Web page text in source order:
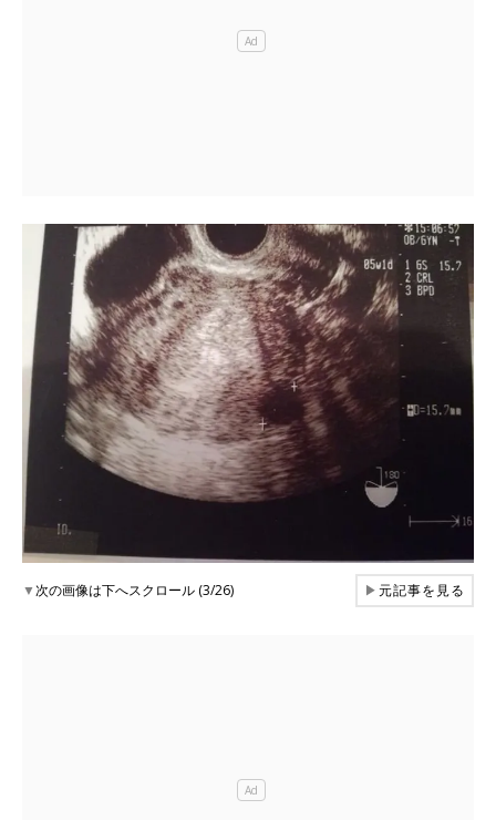
▼次の画像は下へスクロール (3/26) ▶元記事を見る